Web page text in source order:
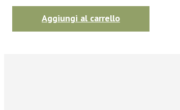
Aggiungi al carrello